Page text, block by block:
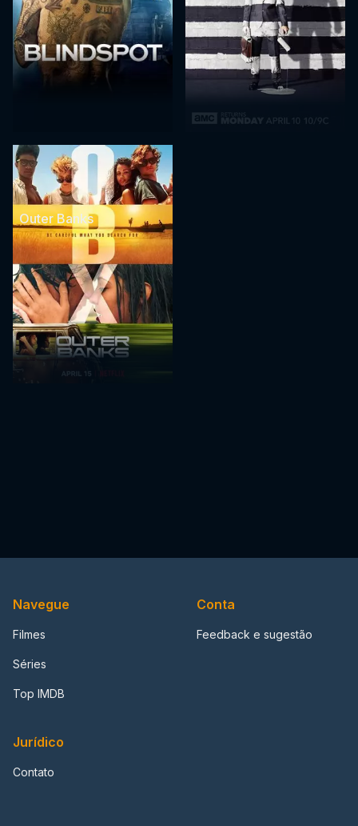
Outer Banks
Navegue
Filmes
Séries
Top IMDB
Conta
Feedback e sugestão
Jurídico
Contato